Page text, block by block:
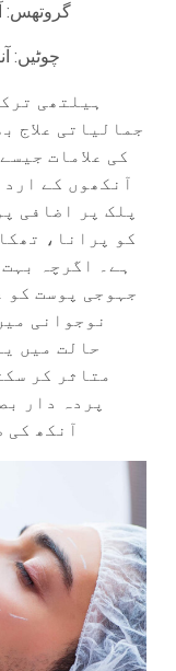
گروتھس:
چوٹیں:
ہیلتھی
جمالیاتی علاج
کی علامات
آنکھوں کے
پلک پر اضافی
کو پرانا،
ہے۔ اگرچہ
جہوجی پوست کو
نوجوانی
حالت میں
متاثر کر
پردہ دار
آنکھ کی